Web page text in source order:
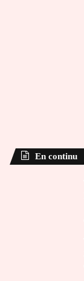
En continu